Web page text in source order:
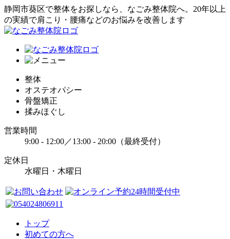
静岡市葵区で整体をお探しなら、なごみ整体院へ。20年以上
の実績で肩こり・腰痛などのお悩みを改善します
整体
オステオパシー
骨盤矯正
揉みほぐし
営業時間
9:00 - 12:00／13:00 - 20:00（最終受付）
定休日
水曜日・木曜日
トップ
初めての方へ